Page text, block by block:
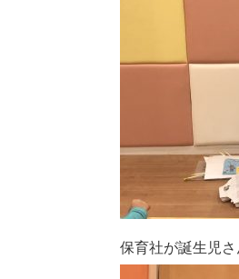
保育社が誕生児